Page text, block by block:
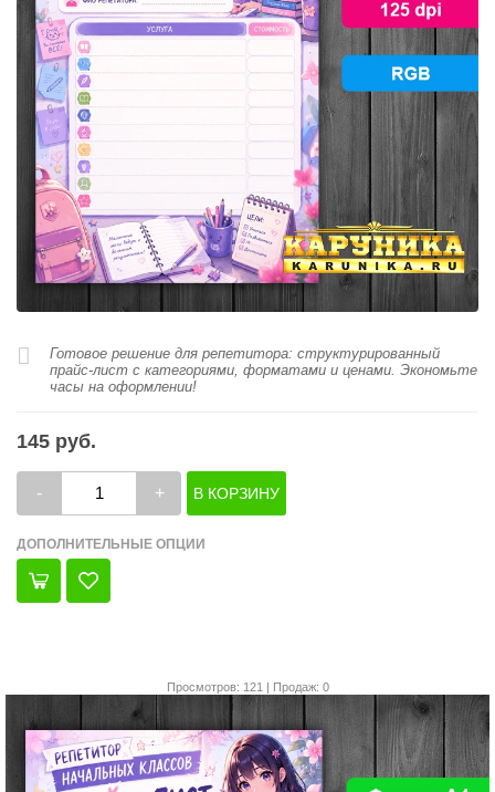
Готовое решение для репетитора: структурированный
прайс-лист с категориями, форматами и ценами. Экономьте
часы на оформлении!
145 руб.
- +
ДОПОЛНИТЕЛЬНЫЕ ОПЦИИ
Просмотров: 121 | Продаж: 0